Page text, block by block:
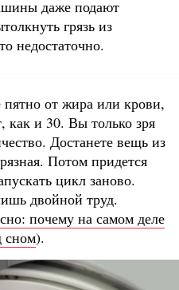
даже подают
грязь из
недостаточно.
от жира или крови,
как и 30. Вы только зря
Достанете вещь из
Потом придется
цикл заново.
двойной труд.
почему на самом деле
сном).